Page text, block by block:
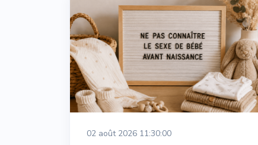
02 août 2026 11:30:00